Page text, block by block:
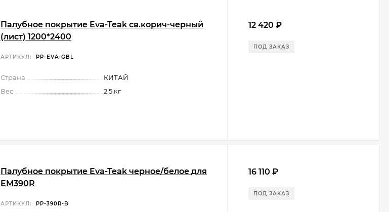
Палубное покрытие Eva-Teak св.корич-черный
(лист) 1200*2400
АРТИКУЛ: PP-EVA-GBL
Страна
КИТАЙ
Вес
2.5 кг
12 420 ₽
ПОД ЗАКАЗ
Палубное покрытие Eva-Teak черное/белое для
EM390R
АРТИКУЛ: PP-390R-B
16 110 ₽
ПОД ЗАКАЗ